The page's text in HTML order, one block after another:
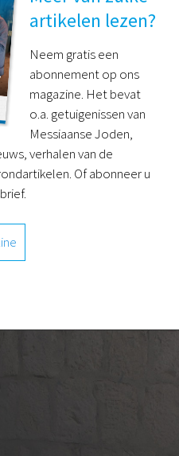
artikelen lezen?
Neem gratis een
abonnement op ons
magazine. Het bevat
o.a. getuigenissen van
Messiaanse Joden,
verhalen van de
Of abonneer u